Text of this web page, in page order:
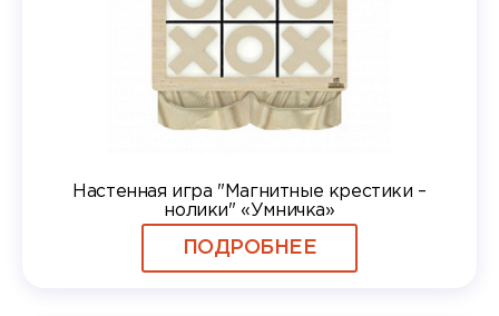
Настенная игра "Магнитные крестики –
нолики" «Умничка»
ПОДРОБНЕЕ